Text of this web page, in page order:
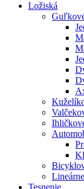
Ložiská
Lineárne
Tesnenie